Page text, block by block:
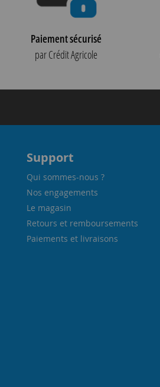
Paiement sécurisé
par Crédit Agricole
Support
Qui sommes-nous ?
Nos engagements
Le magasin
Retours et remboursements
Paiements et livraisons